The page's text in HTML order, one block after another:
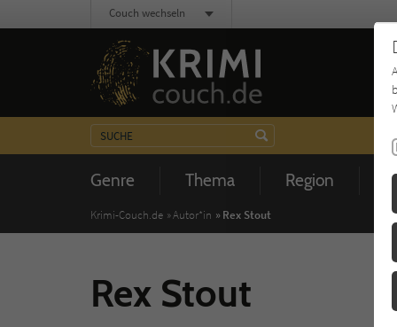
Genre Thema Region
Couch wechseln
Krimi-Couch.de Autor*in Rex Stout
Rex Stout